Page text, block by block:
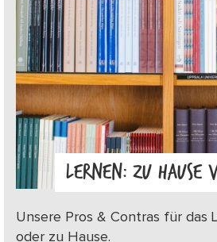
LERNEN: ZU HAUSE
Unsere Pros & Contras für das
oder zu Hause.